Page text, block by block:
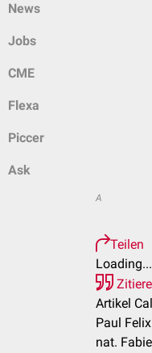
News
Jobs
CME
Flexa
Piccer
Ask
A
Teilen
Loading...
Artikel
Paul
nat.